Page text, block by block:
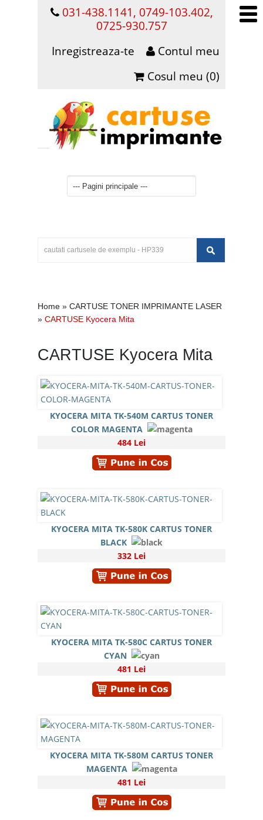
031-438.1141, 0749-103.402,
0725-930.757
Contul meu
Inregistreaza-te
Cosul meu (0)
Home » CARTUSE TONER IMPRIMANTE LASER
» CARTUSE Kyocera Mita
CARTUSE Kyocera Mita
KYOCERA MITA TK-540M CARTUS TONER
COLOR MAGENTA
484 Lei
KYOCERA MITA TK-580K CARTUS TONER
BLACK
332 Lei
KYOCERA MITA TK-580C CARTUS TONER
CYAN
481 Lei
KYOCERA MITA TK-580M CARTUS TONER
MAGENTA
481 Lei